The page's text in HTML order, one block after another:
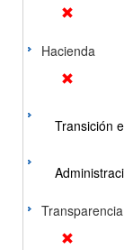
Hacienda
Transición
Transparencia